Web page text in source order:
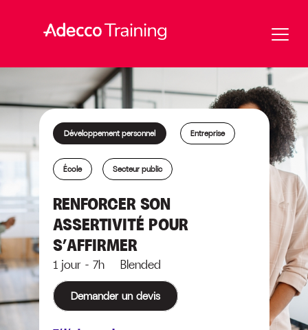
Développement personnel Entreprise
École Secteur public
RENFORCER SON
ASSERTIVITÉ POUR
S’AFFIRMER
1 jour - 7h Blended
Demander un devis